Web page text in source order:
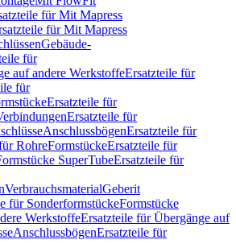
für Mit Mapress
für Mit Mapress
Gebäude-
für
auf andere WerkstoffeErsatzteile für
für
Ersatzteile für
Ersatzteile für
AnschlussbögenErsatzteile für
RohreFormstückeErsatzteile für
SuperTubeErsatzteile für
VerbrauchsmaterialGeberit
für SonderformstückeFormstücke
WerkstoffeErsatzteile für Übergänge auf
AnschlussbögenErsatzteile für